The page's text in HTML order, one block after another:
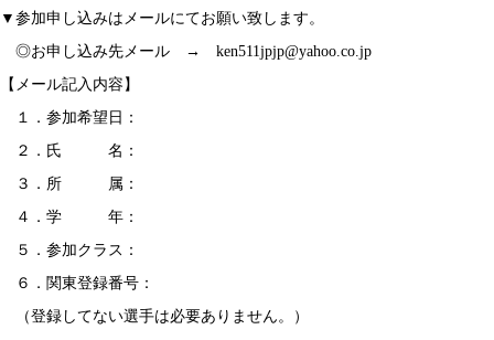
▼参加申し込みはメールにてお願い致します。
◎お申し込み先メール → ken511jpjp@yahoo.co.jp
【メール記入内容】
１．参加希望日：
２．氏 名：
３．所 属：
４．学 年：
５．参加クラス：
６．関東登録番号：
（登録してない選手は必要ありません。）